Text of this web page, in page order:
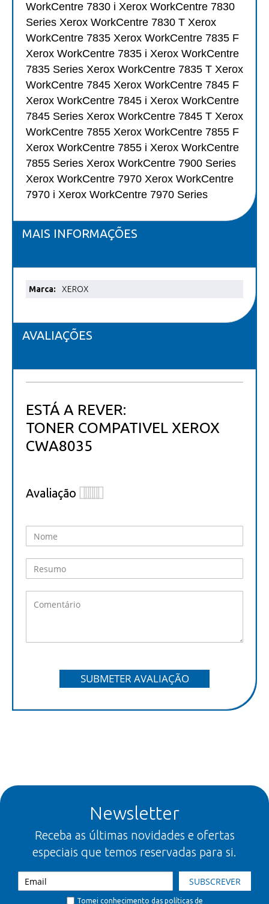
WorkCentre 7830 i Xerox WorkCentre 7830
Series Xerox WorkCentre 7830 T Xerox
WorkCentre 7835 Xerox WorkCentre 7835 F
Xerox WorkCentre 7835 i Xerox WorkCentre
7835 Series Xerox WorkCentre 7835 T Xerox
WorkCentre 7845 Xerox WorkCentre 7845 F
Xerox WorkCentre 7845 i Xerox WorkCentre
7845 Series Xerox WorkCentre 7845 T Xerox
WorkCentre 7855 Xerox WorkCentre 7855 F
Xerox WorkCentre 7855 i Xerox WorkCentre
7855 Series Xerox WorkCentre 7900 Series
Xerox WorkCentre 7970 Xerox WorkCentre
7970 i Xerox WorkCentre 7970 Series
MAIS INFORMAÇÕES
Mais
XEROX
AVALIAÇÕES
ESTÁ A REVER:
TONER COMPATIVEL XEROX
CWA8035
Avaliação
SUBMETER AVALIAÇÃO
Newsletter
Receba as últimas novidades e ofertas
especiais que temos reservadas para si.
SUBSCREVER
Tomei conhecimento das políticas de